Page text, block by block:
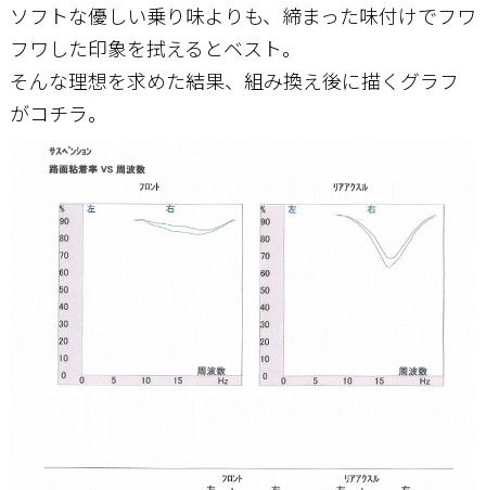
ソフトな優しい乗り味よりも、締まった味付けでフワ
フワした印象を拭えるとベスト。
そんな理想を求めた結果、組み換え後に描くグラフ
がコチラ。